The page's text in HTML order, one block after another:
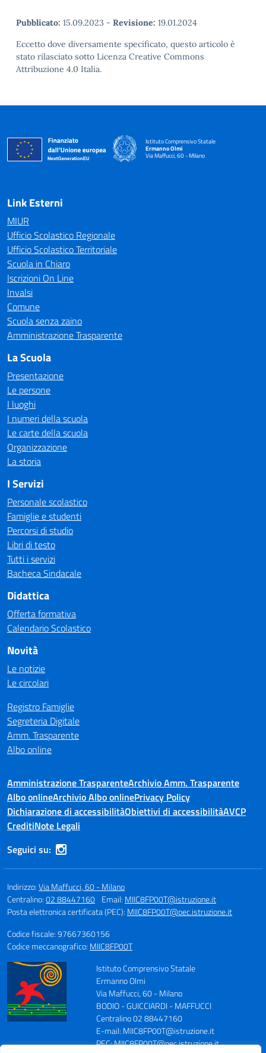
Pubblicato: 15.09.2023 - Revisione: 19.01.2024
Eccetto dove diversamente specificato, questo articolo è
stato rilasciato sotto Licenza Creative Commons
Attribuzione 4.0 Italia.
Istituto Comprensivo Statale
Ermanno Olmi
Via Maffucci, 60 - Milano
— Visita la pagina iniziale della scuola
Link Esterni
MIUR
Ufficio Scolastico Regionale
Ufficio Scolastico Territoriale
Scuola in Chiaro
Iscrizioni On Line
Invalsi
Comune
Scuola senza zaino
Amministrazione Trasparente
La Scuola
Presentazione
Le persone
I luoghi
I numeri della scuola
Le carte della scuola
Organizzazione
La storia
I Servizi
Personale scolastico
Famiglie e studenti
Percorsi di studio
Libri di testo
Tutti i servizi
Bacheca Sindacale
Didattica
Offerta formativa
Calendario Scolastico
Novità
Le notizie
Le circolari
Registro Famiglie
Segreteria Digitale
Amm. Trasparente
Albo online
Amministrazione TrasparenteArchivio Amm. Trasparente
Albo onlineArchivio Albo onlinePrivacy Policy
Dichiarazione di accessibilitàObiettivi di accessibilitàAVCP
CreditiNote Legali
Seguici su:
Indirizzo:Via Maffucci, 60 - Milano
Centralino:02 88447160 Email: MIIC8FP00T@istruzione.it
Posta elettronica certificata (PEC): MIIC8FP00T@pec.istruzione.it
Codice fiscale: 97667360156
Codice meccanografico: MIIC8FP00T
Istituto Comprensivo Statale
Ermanno Olmi
Via Maffucci, 60 - Milano
BODIO - GUICCIARDI - MAFFUCCI
Centralino 02 88447160
E-mail: MIIC8FP00T@istruzione.it
PEC: MIIC8FP00T@pec.istruzione.it